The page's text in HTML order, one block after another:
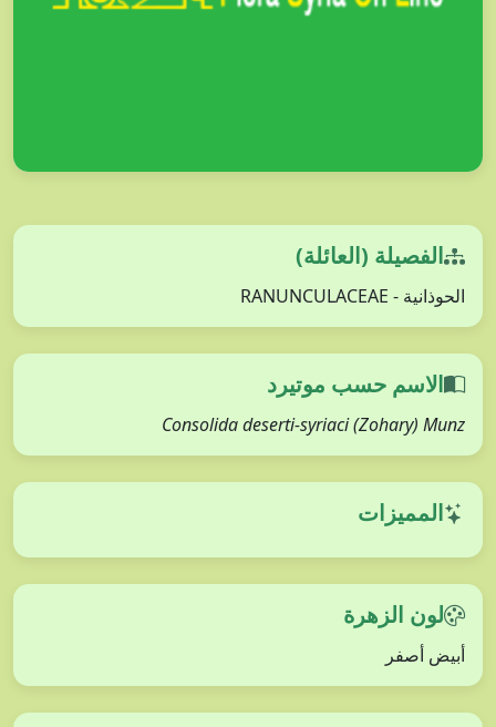
الفصيلة (العائلة)
الحوذانية - RANUNCULACEAE
الاسم حسب موتيرد
Consolida deserti-syriaci (Zohary) Munz
المميزات
لون الزهرة
أبيض أصفر